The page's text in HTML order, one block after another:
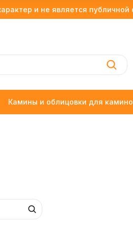
и не является
Камины и облицовки для